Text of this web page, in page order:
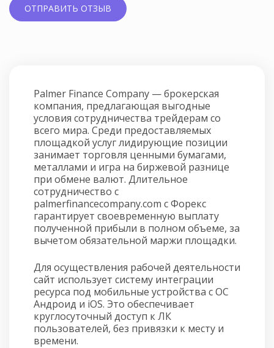
Palmer Finance Company — брокерская
компания, предлагающая выгодные
условия сотрудничества трейдерам со
всего мира. Среди предоставляемых
площадкой услуг лидирующие позиции
занимает торговля ценными бумагами,
металлами и игра на биржевой разнице
при обмене валют. Длительное
сотрудничество с
palmerfinancecompany.com с Форекс
гарантирует своевременную выплату
полученной прибыли в полном объеме, за
вычетом обязательной маржи площадки.
Для осуществления рабочей деятельности
сайт использует систему интеграции
ресурса под мобильные устройства с ОС
Андроид и iOS. Это обеспечивает
круглосуточный доступ к ЛК
пользователей, без привязки к месту и
времени.